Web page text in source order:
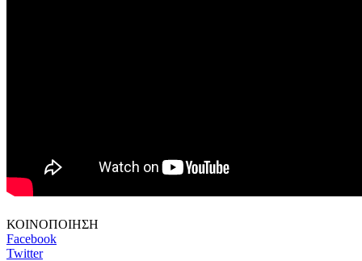
ΚΟΙΝΟΠΟΙΗΣΗ
Facebook
Twitter